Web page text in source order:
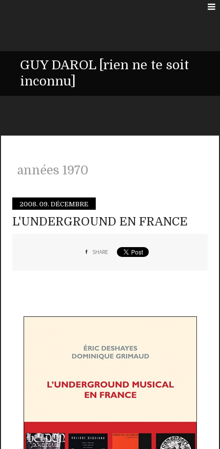
GUY DAROL [rien ne te soit
inconnu]
années 1970
2008. 09. DÉCEMBRE
L'UNDERGROUND EN FRANCE
SHARE